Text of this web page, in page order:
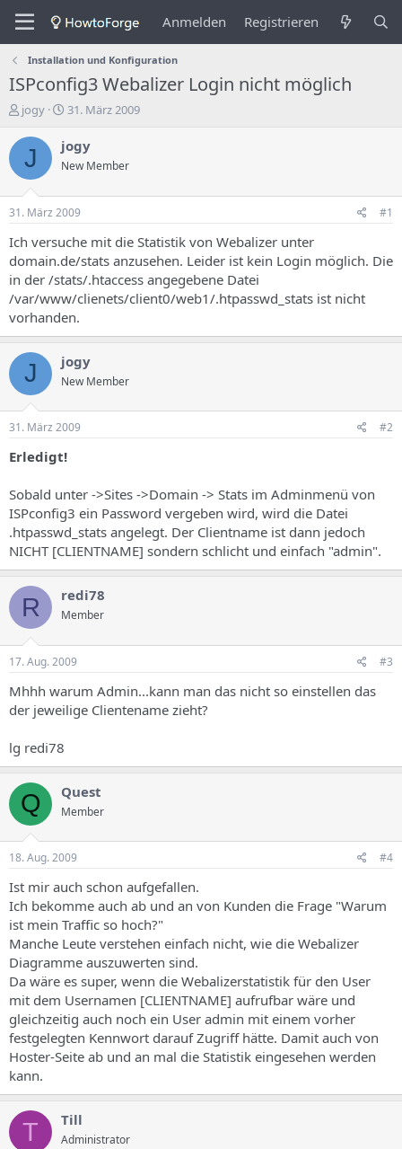
Anmelden Registrieren
Installation und Konfiguration
ISPconfig3 Webalizer Login nicht möglich
E
s
e
e
r
e
s
T
h
e
m
s
jogy
E
s
e
l
u
n
g
s
d
a
t
u
31. März 2009
J jogy
New Member
31. März 2009 #1
Ich versuche mit die Statistik von Webalizer unter
domain.de/stats anzusehen. Leider ist kein Login möglich. Die
in der /stats/.htaccess angegebene Datei
/var/www/clienets/client0/web1/.htpasswd_stats ist nicht
vorhanden.
J jogy
New Member
31. März 2009 #2
Erledigt!
Sobald unter ->Sites ->Domain -> Stats im Adminmenü von
ISPconfig3 ein Password vergeben wird, wird die Datei
.htpasswd_stats angelegt. Der Clientname ist dann jedoch
NICHT [CLIENTNAME] sondern schlicht und einfach "admin".
R redi78
Member
17. Aug. 2009 #3
Mhhh warum Admin...kann man das nicht so einstellen das
der jeweilige Clientename zieht?
lg redi78
Q Quest
Member
18. Aug. 2009 #4
Ist mir auch schon aufgefallen.
Ich bekomme auch ab und an von Kunden die Frage "Warum
ist mein Traffic so hoch?"
Manche Leute verstehen einfach nicht, wie die Webalizer
Diagramme auszuwerten sind.
Da wäre es super, wenn die Webalizerstatistik für den User
mit dem Usernamen [CLIENTNAME] aufrufbar wäre und
gleichzeitig auch noch ein User admin mit einem vorher
festgelegten Kennwort darauf Zugriff hätte. Damit auch von
Hoster-Seite ab und an mal die Statistik eingesehen werden
kann.
T Till
Administrator